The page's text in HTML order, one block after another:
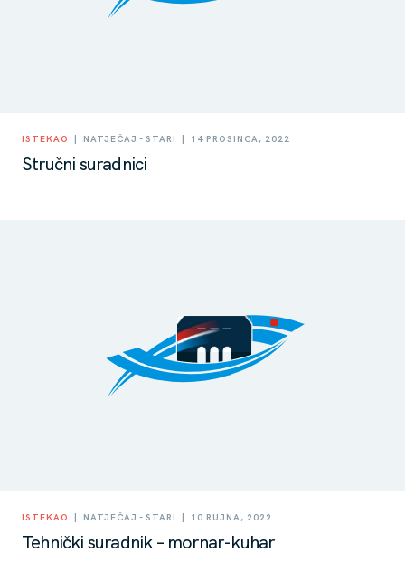
ISTEKAO | NATJEČAJ - STARI | 14 PROSINCA, 2022
Stručni suradnici
ISTEKAO | NATJEČAJ - STARI | 10 RUJNA, 2022
Tehnički suradnik – mornar-kuhar